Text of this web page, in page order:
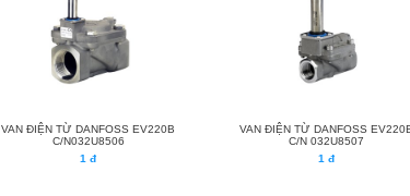
VAN ĐIỆN TỪ DANFOSS EV220B
C/N032U8506
1 đ
VAN ĐIỆN TỪ DANFOSS
C/N 032U8507
1 đ